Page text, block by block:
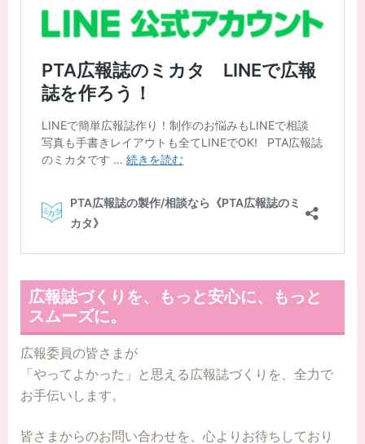
広報誌づくりを、もっと安心に、もっと
スムーズに。
広報委員の皆さまが
「やってよかった」と思える広報誌づくりを、全力で
お手伝いします。
皆さまからのお問い合わせを、心よりお待ちしており